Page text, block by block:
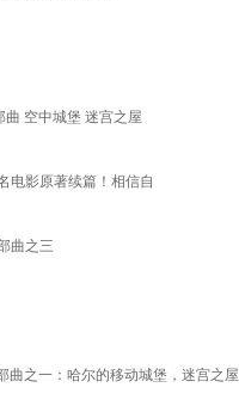
空中城堡 迷宫之屋
电影原著续篇！相信自
曲之三
曲之一：哈尔的移动城堡，迷宫之屋